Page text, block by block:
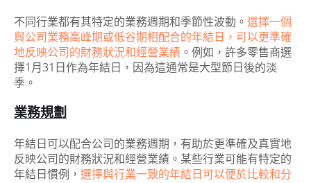
不同行業都有其特定的業務週期和季節性波動。 選擇一個
與公司業務高峰期或低谷期相配合的年結日，可以更準確
地反映公司的財務狀況和經營業績 。例如，許多零售商選
擇1月31日作為年結日，因為這通常是大型節日後的淡
季。
業務規劃
年結日可以配合公司的業務週期，有助於更準確及真實地
反映公司的財務狀況和經營業績。某些行業可能有特定的
年結日慣例， 選擇與行業一致的年結日可以便於比較和分